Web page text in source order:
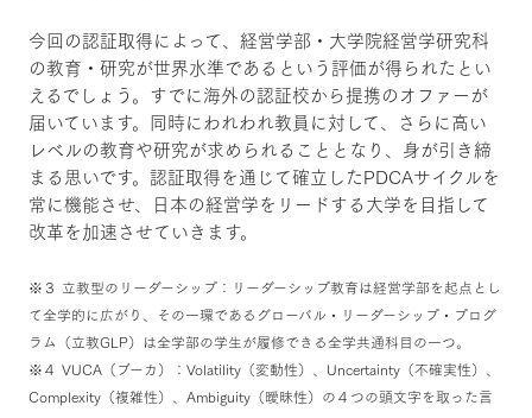
今回の認証取得によって、経営学部・大学院経営学研究科
の教育・研究が世界水準であるという評価が得られたとい
えるでしょう。すでに海外の認証校から提携のオファーが
届いています。同時にわれわれ教員に対して、さらに高い
レベルの教育や研究が求められることとなり、身が引き締
まる思いです。認証取得を通じて確立したPDCAサイクルを
常に機能させ、日本の経営学をリードする大学を目指して
改革を加速させていきます。
※３ 立教型のリーダーシップ：リーダーシップ教育は経営学部を起点とし
て全学的に広がり、その一環であるグローバル・リーダーシップ・プログ
ラム（立教GLP）は全学部の学生が履修できる全学共通科目の一つ。
※４ VUCA（ブーカ）：Volatility（変動性）、Uncertainty（不確実性）、
Complexity（複雑性）、Ambiguity（曖昧性）の４つの頭文字を取った言